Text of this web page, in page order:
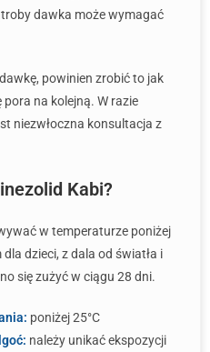
dawka może wymagać
powinien zrobić to jak
pora na kolejną. W razie
niezwłoczna konsultacja z
Kabi?
w temperaturze poniżej
dzieci, z dala od światła i
się zużyć w ciągu 28 dni.
poniżej 25°C
należy unikać ekspozycji